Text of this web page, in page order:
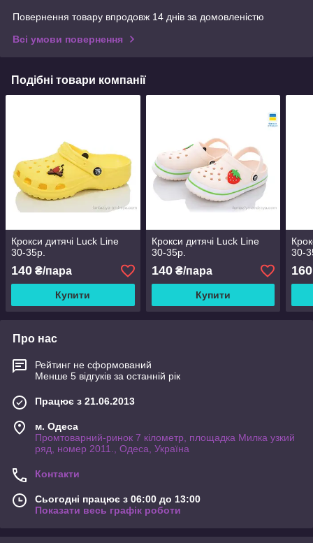
Повернення товару впродовж 14 днів за домовленістю
Всі умови повернення
Подібні товари компанії
Крокси дитячі Luck Line
30-35р.
140 ₴/пара
Купити
Крокси дитячі Luck Line
30-35р.
140₴/пара
Купити
30-
160
Про нас
Рейтинг не сформований
Менше 5 відгуків за останній рік
Працює з 21.06.2013
м. Одеса
Промтоварний-ринок 7 кілометр, площадка Милка узкий
ряд, номер 2011., Одеса, Україна
Контакти
Сьогодні працює з 06:00 до 13:00
Показати весь графік роботи